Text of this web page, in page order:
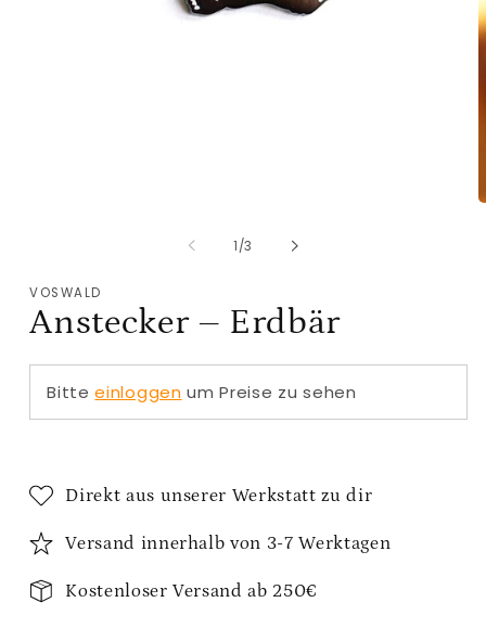
1/von
3
VOSWALD
Anstecker – Erdbär
Bitteeinloggen um Preise zu sehen
Direkt aus unserer Werkstatt zu dir
Versand innerhalb von 3-7 Werktagen
Kostenloser Versand ab 250€